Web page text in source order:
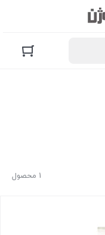
1 محصول